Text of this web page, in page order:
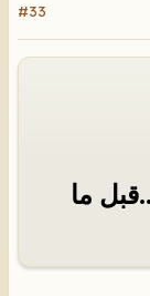
#33
ما